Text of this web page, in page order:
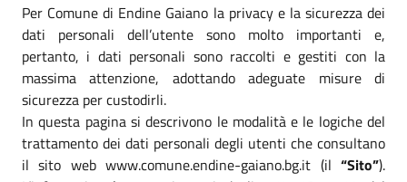
Per Comune di Endine Gaiano la privacy e la sicurezza dei
dati personali dell’utente sono molto importanti e,
pertanto, i dati personali sono raccolti e gestiti con la
massima attenzione, adottando adeguate misure di
sicurezza per custodirli.
In questa pagina si descrivono le modalità e le logiche del
trattamento dei dati personali degli utenti che consultano
il sito web www.comune.endine-gaiano.bg.it (il “Sito”).